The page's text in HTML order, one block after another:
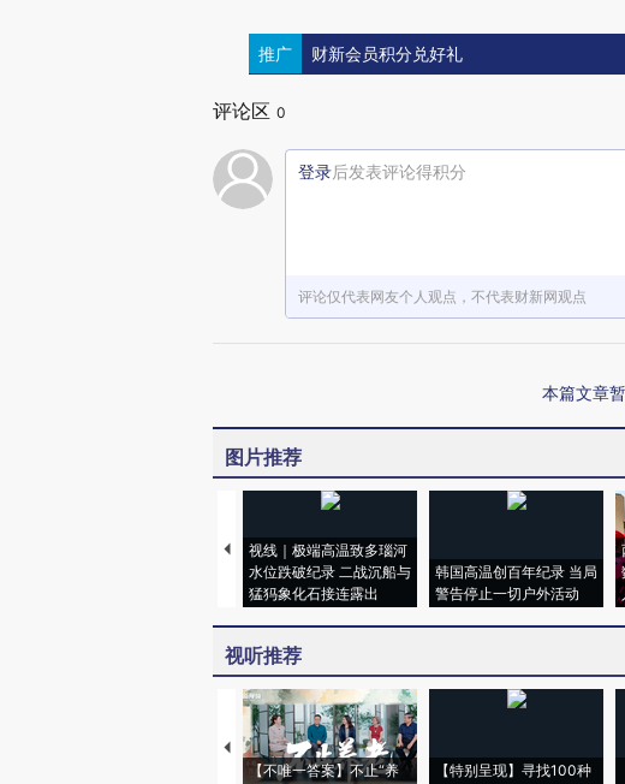
推广 财新会员积分兑好礼
评论区 0
登录后发表评论得积分
评论仅代表网友个人观点，不代表财新网观点
本篇文章
图片推荐
视线｜极端高温致多瑙河
水位跌破纪录 二战沉船与
猛犸象化石接连露出
韩国高温创百年纪录 当局
警告停止一切户外活动
视听推荐
【不唯一答案】不止“养
【特别呈现】寻找100种